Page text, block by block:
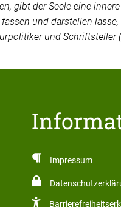
gibt der Seele eine
und darstellen
und Schriftsteller
Impressum